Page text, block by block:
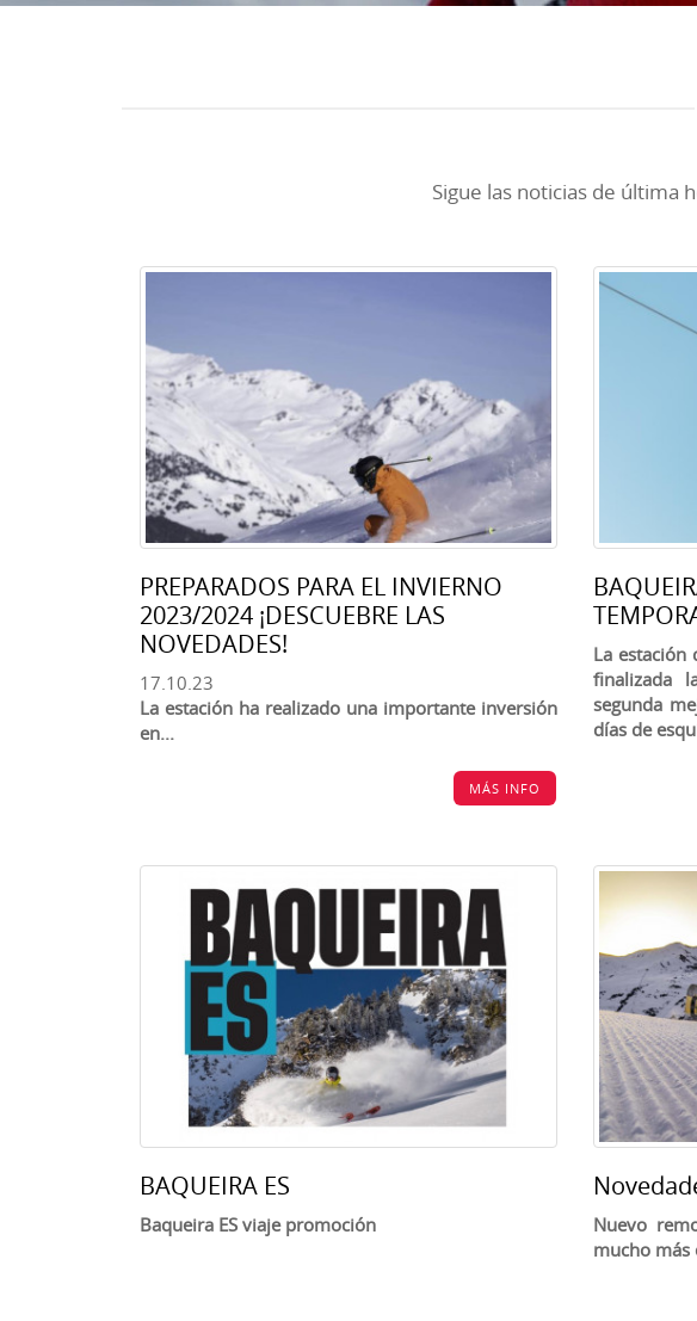
Sigue las noticias de última
PREPARADOS PARA EL INVIERNO
2023/2024 ¡DESCUEBRE LAS
NOVEDADES!
17.10.23
La estación ha realizado una importante inversión
en...
MÁS INFO
La estación
finalizada
segunda
días de
BAQUEIRA ES
Baqueira ES viaje promoción
Nuevo
mucho más